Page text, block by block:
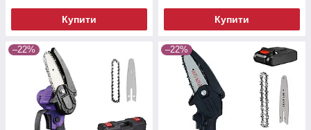
Купити Купити
–22% –22%